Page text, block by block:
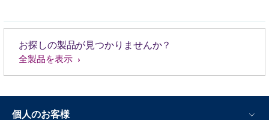
お探しの製品が見つかりませんか？
全製品を表示
個人のお客様